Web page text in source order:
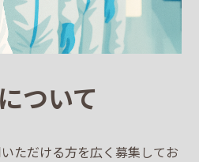
ついて
ただける方を広く募集してお